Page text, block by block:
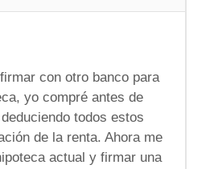
con otro banco para
yo compré antes de
todos estos
de la renta. Ahora me
actual y firmar una